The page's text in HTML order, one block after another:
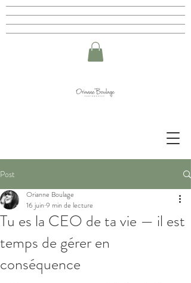
Post
Tu es la CEO de ta vie — il est
temps de gérer en
conséquence
Orianne Boulage
16 juin 9 min de lecture